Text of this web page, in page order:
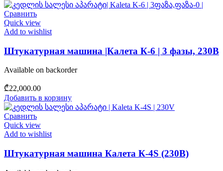
Сравнить
Quick view
Add to wishlist
Штукатурная машина |Калета К-6 | 3 фазы, 230В
Available on backorder
₾22,000.00
Добавить в корзину
Сравнить
Quick view
Add to wishlist
Штукатурная машина Калета К-4S (230В)